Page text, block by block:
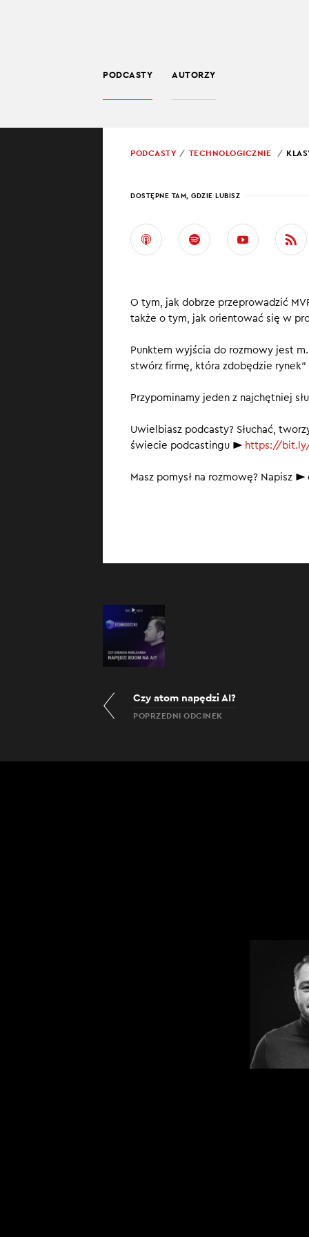
PODCASTY AUTORZY
PROWADZĄCY:
Powiadają, że
wprowadzić
temu można
PODCASTY
TECHNOLOGICZNIE
DOSTĘPNE TAM, GDZIE LUBISZ
O tym, jak dobrze przeprowadzić
także o tym, jak orientować się w
Punktem wyjścia do rozmowy jest
stwórz firmę, która zdobędzie rynek”
Przypominamy jeden z najchętniej
Uwielbiasz podcasty? Słuchać,
świecie podcastingu ► ⁠https://
Masz pomysł na rozmowę? Napisz
Czy atom napędzi AI?
POPRZEDNI ODCINEK